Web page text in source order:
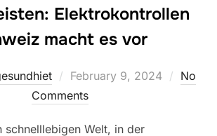
Elektrokontrollen
macht es vor
Posted
on
February 9, 2024
No
Comments
schnelllebigen Welt, in der